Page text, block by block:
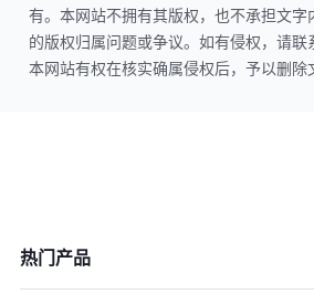
有。本网站不拥有其版权，也不承担文字
的版权归属问题或争议。如有侵权，请联
本网站有权在核实确属侵权后，予以删除
热门产品